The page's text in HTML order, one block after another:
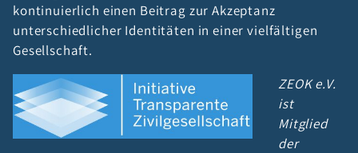
kontinuierlich einen Beitrag zur Akzeptanz
unterschiedlicher Identitäten in einer vielfältigen
Gesellschaft.
ZEOK e.V.
ist
Mitglied
der